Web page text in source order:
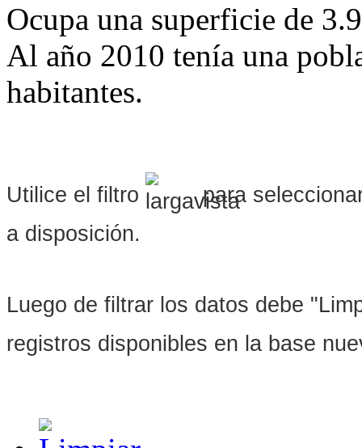
Ocupa una superficie de
Al año 2010 tenía una
habitantes.
Utilice el filtro
para
a disposición.
Luego de filtrar los datos debe
registros disponibles en la base